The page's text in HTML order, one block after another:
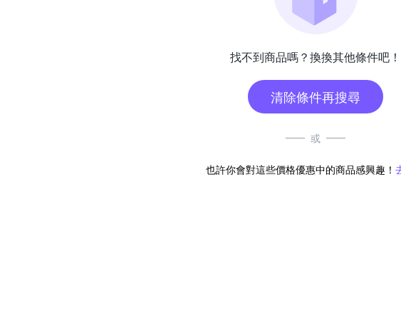
找不到商品嗎？換換其他條件吧！
清除條件再搜尋
或
也許你會對這些價格優惠中的商品感興趣！